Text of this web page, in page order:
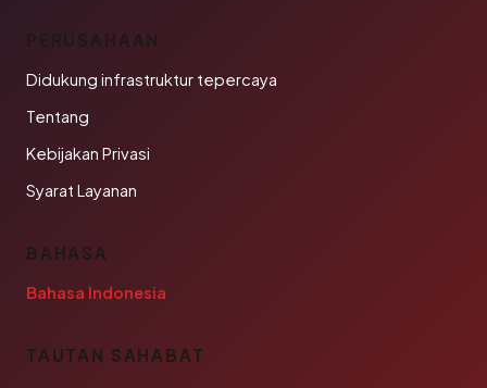
PERUSAHAAN
Didukung infrastruktur tepercaya
Tentang
Kebijakan Privasi
Syarat Layanan
BAHASA
Bahasa Indonesia
TAUTAN SAHABAT